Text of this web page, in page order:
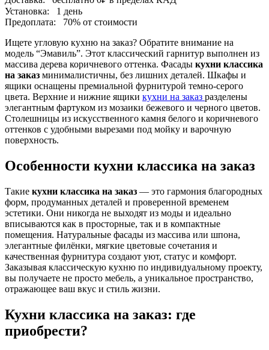
Установка:
1 день
Предоплата:
70% от стоимости
Ищете угловую кухню на заказ? Обратите внимание на
модель “Эмавиль”. Этот классический гарнитур выполнен из
массива дерева коричневого оттенка. Фасады кухни классика
на заказ минималистичны, без лишних деталей. Шкафы и
ящики оснащены премиальной фурнитурой темно-серого
цвета. Верхние и нижние ящики кухни на заказ разделены
элегантным фартуком из мозаики бежевого и черного цветов.
Столешницы из искусственного камня белого и коричневого
оттенков с удобными вырезами под мойку и варочную
поверхность.
Особенности кухни классика на заказ
Такие кухни классика на заказ — это гармония благородных
форм, продуманных деталей и проверенной временем
эстетики. Они никогда не выходят из моды и идеально
вписываются как в просторные, так и в компактные
помещения. Натуральные фасады из массива или шпона,
элегантные филёнки, мягкие цветовые сочетания и
качественная фурнитура создают уют, статус и комфорт.
Заказывая классическую кухню по индивидуальному проекту,
вы получаете не просто мебель, а уникальное пространство,
отражающее ваш вкус и стиль жизни.
Кухни классика на заказ: где
приобрести?